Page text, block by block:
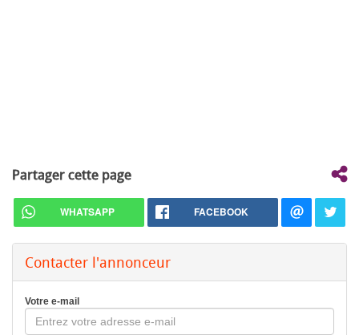
Partager cette page
WHATSAPP FACEBOOK
Contacter l'annonceur
Votre e-mail